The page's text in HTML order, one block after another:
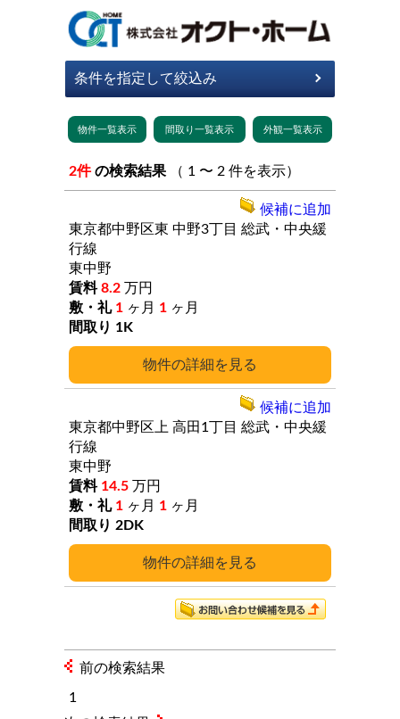
2件 の検索結果 （ 1 〜 2 件を表示）
詳細
東京都中野区東 中野3丁目 総武・中央緩
行線
東中野
8.2 万円
1 ヶ月 1 ヶ月
1K
候補に追加
詳細
東京都中野区上 高田1丁目 総武・中央緩
行線
東中野
14.5 万円
1 ヶ月 1 ヶ月
2DK
候補に追加
前の検索結果
1